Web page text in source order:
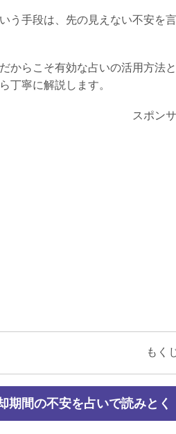
う手段は、先の見えない不安を
からこそ有効な占いの活用方法
丁寧に解説します。
スポン
もく
期間の不安を占いで読みとく